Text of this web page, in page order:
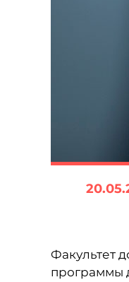
Факультет
программы